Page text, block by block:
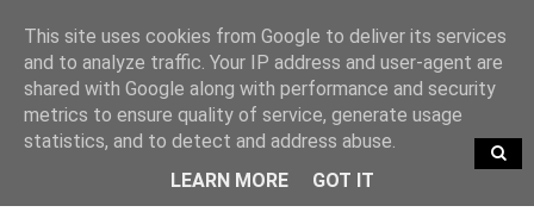
TRENDING
This site uses cookies from Google to deliver its services
and to analyze traffic. Your IP address and user-agent are
shared with Google along with performance and security
metrics to ensure quality of service, generate usage
statistics, and to detect and address abuse.
LEARN MORE
GOT IT